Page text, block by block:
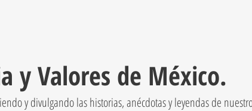
y Valores de México.
y divulgando las historias, anécdotas y leyendas de